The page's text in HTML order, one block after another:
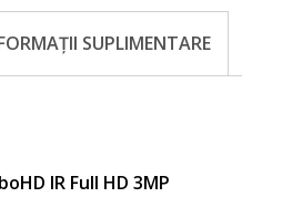
SUPLIMENTARE
IR Full HD 3MP